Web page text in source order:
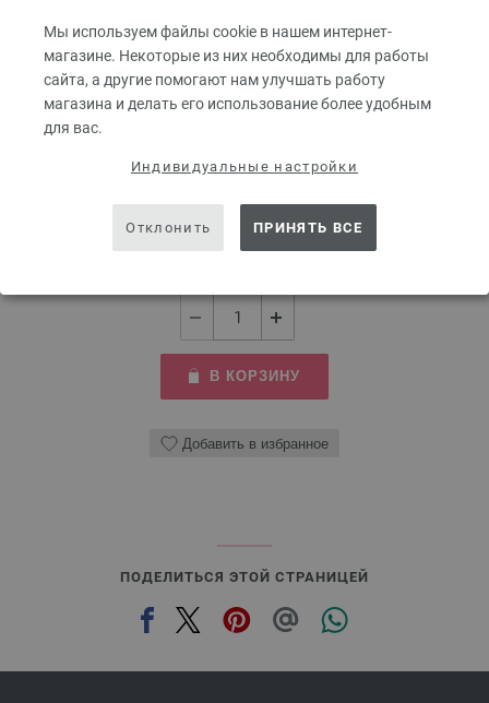
Мы используем файлы cookie в нашем интернет-
магазине. Некоторые из них необходимы для работы
сайта, а другие помогают нам улучшать работу
магазина и делать его использование более удобным
для вас.
Индивидуальные настройки
Отклонить ПРИНЯТЬ ВСЕ
Чулочные спицы Design-Holz Multicolor 2,5/20 см
Чулочные спицы LANA GROSSA Design-Holz Multicolor 2,5/20 см
8,36 €
без НДС, без учета стоимости доставки
В КОРЗИНУ
Добавить в избранное
ПОДЕЛИТЬСЯ ЭТОЙ СТРАНИЦЕЙ